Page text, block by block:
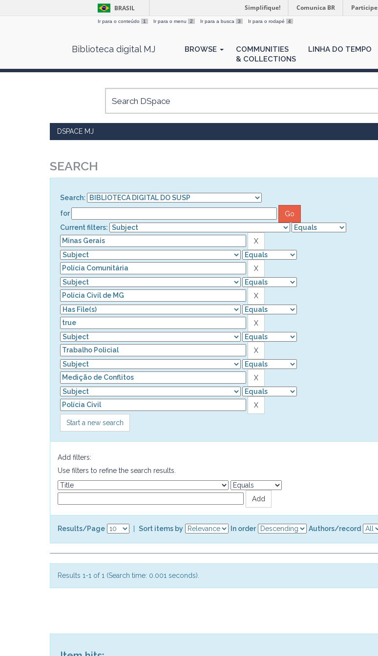
BRASIL Simplifique! Comunica BR Participe
Ir para o conteúdo 1 Ir para o menu 2 Ir para a busca 3 Ir para o rodapé 4
Biblioteca digital MJ BROWSE
COMMUNITIES
& COLLECTIONS
LINHA DO TEMPO
DSPACE MJ
SEARCH
Search:
for
Current filters:
Start a new search
Add filters:
Use filters to refine the search results.
Results/Page Sort items by In order Authors/record
Results 1-1 of 1 (Search time: 0.001 seconds).